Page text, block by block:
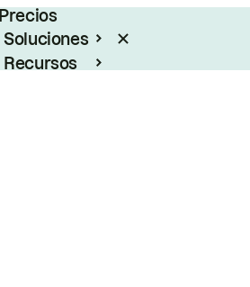
Precios
Soluciones
Recursos